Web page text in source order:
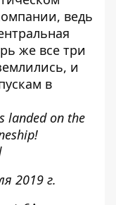
ведь
же все три
и
в
landed on the
2019 г.